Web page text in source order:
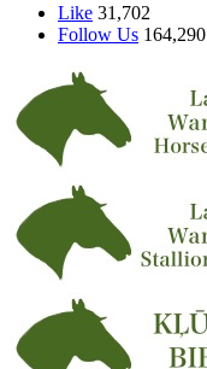
Like 31,702
Follow Us 164,290